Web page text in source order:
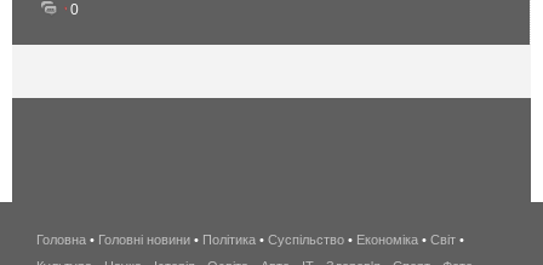
0
беспроводной
Головна • Головні новини • Політика • Суспільство • Економіка • Світ •